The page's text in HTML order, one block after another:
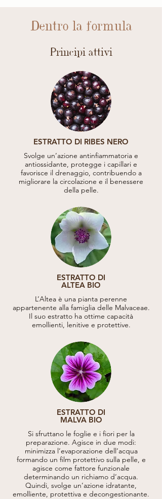
Dentro la formula
Principi attivi
ESTRATTO DI RIBES NERO
Svolge un’azione antinfiammatoria e
antiossidante, protegge i capillari e
favorisce il drenaggio, contribuendo a
migliorare la circolazione e il benessere
della pelle.
ESTRATTO DI
ALTEA BIO
L’Altea è una pianta perenne
appartenente alla famiglia delle Malvaceae.
Il suo estratto ha ottime capacità
emollienti, lenitive e protettive.
ESTRATTO DI
MALVA BIO
Si sfruttano le foglie e i fiori per la
preparazione. Agisce in due modi:
minimizza l’evaporazione dell’acqua
formando un film protettivo sulla pelle, e
agisce come fattore funzionale
determinando un richiamo d’acqua.
Quindi, svolge un’azione idratante,
emolliente, protettiva e decongestionante.